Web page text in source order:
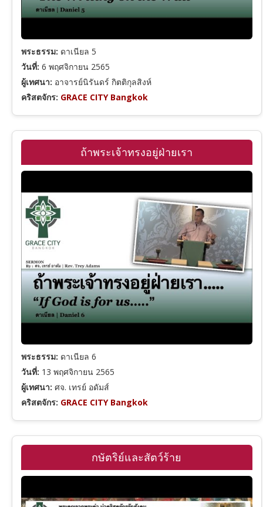
พระธรรม: ดาเนียล 5
วันที่: 6 พฤศจิกายน 2565
ผู้เทศนา: อาจารย์นิรันดร์ กิตติกุลสิงห์
คริสตจักร: GRACE CITY Bangkok
ถ้าพระเจ้าทรงอยู่ฝ่ายเรา
พระธรรม: ดาเนียล 6
วันที่: 13 พฤศจิกายน 2565
ผู้เทศนา: ศจ. เทรย์ อดัมส์
คริสตจักร: GRACE CITY Bangkok
กษัตริย์และสัตว์ร้าย